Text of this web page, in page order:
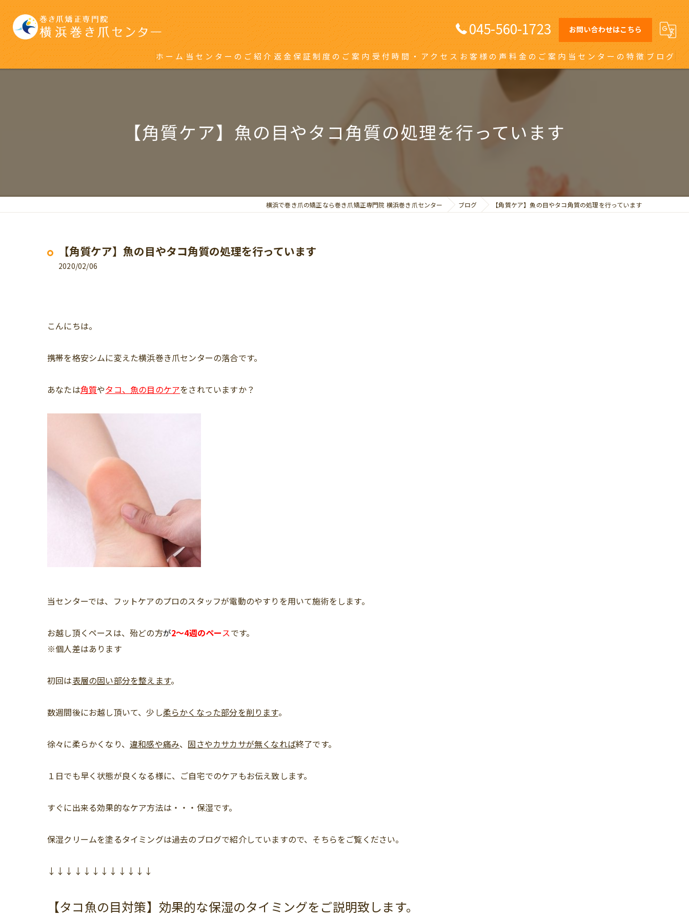
045-560-1723 お問い合わせはこちら
ホーム当センターのご紹介返金保証制度のご案内受付時間・アクセスお客様の声料金のご案内当センターの特徴ブログ
【角質ケア】魚の目やタコ角質の処理を行っています
横浜で巻き爪の矯正なら巻き爪矯正専門院 横浜巻き爪センター ブログ 【角質ケア】魚の目やタコ角質の処理を行っています
【角質ケア】魚の目やタコ角質の処理を行っています
2020/02/06
こんにちは。
携帯を格安シムに変えた横浜巻き爪センターの落合です。
あなたは角質やタコ、魚の目のケアをされていますか？
当センターでは、フットケアのプロのスタッフが電動のやすりを用いて施術をします。
お越し頂くペースは、殆どの方が2〜4週のペースです。
※個人差はあります
初回は表層の固い部分を整えます。
数週間後にお越し頂いて、少し柔らかくなった部分を削ります。
徐々に柔らかくなり、 違和感や痛み、 固さやカサカサが無くなれば終了です。
１日でも早く状態が良くなる様に、ご自宅でのケアもお伝え致します。
すぐに出来る効果的なケア方法は・・・保湿です。
保湿クリームを塗るタイミングは過去のブログで紹介していますので、そちらをご覧ください。
↓↓↓↓↓↓↓↓↓↓↓↓
【タコ魚の目対策】効果的な保湿のタイミングをご説明致します。